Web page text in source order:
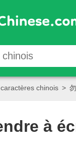
chinois > 勿
à